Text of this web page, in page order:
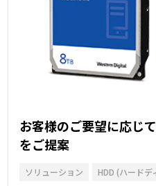
お客様のご要望に応じ
をご提案
ソリューション HDD (ハードデ